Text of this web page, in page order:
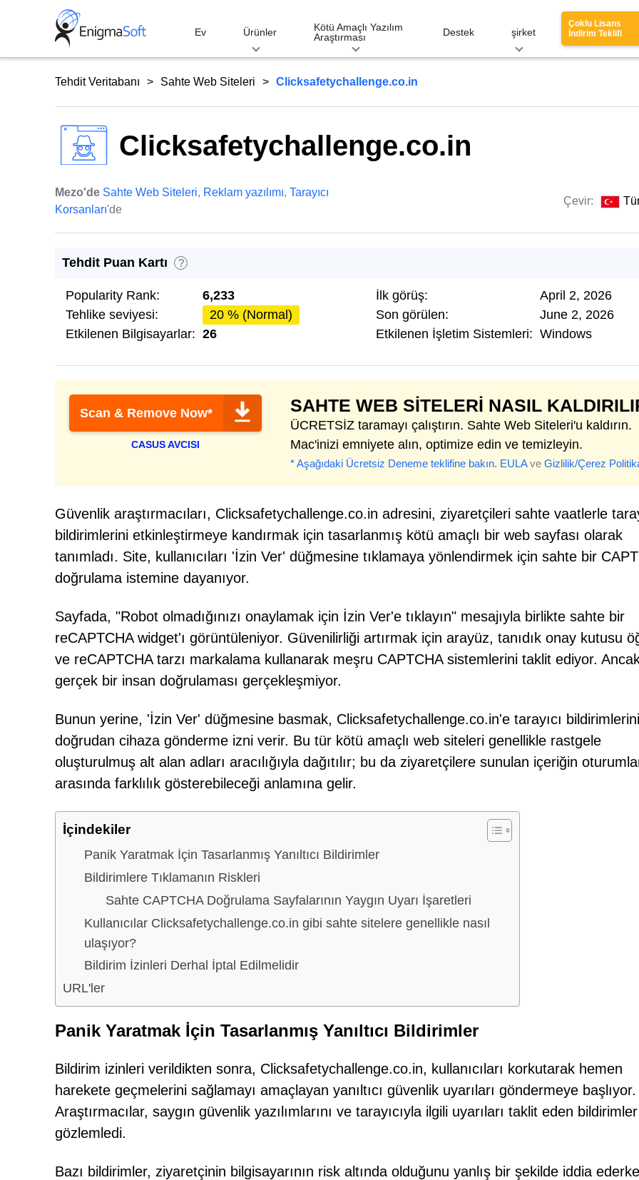
Ev Ürünler
Kötü Amaçlı Yazılım
Araştırması
Destek şirket
Çoklu Lisans
İndirim Teklifi
Tehdit Veritabanı Sahte Web Siteleri Clicksafetychallenge.co.in
Clicksafetychallenge.co.in
Mezo'de Sahte Web Siteleri, Reklam yazılımı, Tarayıcı
Korsanları'de
Çevir:
Tehdit Puan Kartı ?
Popularity Rank:
6,233
Tehlike seviyesi:
20 % (Normal)
Etkilenen Bilgisayarlar: 26
İlk görüş:
April 2, 2026
Son görülen:
June 2, 2026
Etkilenen İşletim Sistemleri: Windows
Scan & Remove Now*
CASUS AVCISI
SAHTE WEB SITELERI NASIL
ÜCRETSİZ taramayı çalıştırın. Sahte Web Siteleri'u kaldırın.
Mac'inizi emniyete alın, optimize edin ve temizleyin.
* Aşağıdaki Ücretsiz Deneme teklifine bakın. EULAve Gizlilik/Çerez
Güvenlik araştırmacıları, Clicksafetychallenge.co.in adresini, ziyaretçileri sahte vaatlerle
bildirimlerini etkinleştirmeye kandırmak için tasarlanmış kötü amaçlı bir web sayfası olarak
tanımladı. Site, kullanıcıları 'İzin Ver' düğmesine tıklamaya yönlendirmek için sahte bir
doğrulama istemine dayanıyor.
Sayfada, "Robot olmadığınızı onaylamak için İzin Ver'e tıklayın" mesajıyla birlikte sahte bir
reCAPTCHA widget'ı görüntüleniyor. Güvenilirliği artırmak için arayüz, tanıdık onay kutusu
ve reCAPTCHA tarzı markalama kullanarak meşru CAPTCHA sistemlerini taklit ediyor.
gerçek bir insan doğrulaması gerçekleşmiyor.
Bunun yerine, 'İzin Ver' düğmesine basmak, Clicksafetychallenge.co.in'e tarayıcı bildirimlerini
doğrudan cihaza gönderme izni verir. Bu tür kötü amaçlı web siteleri genellikle rastgele
oluşturulmuş alt alan adları aracılığıyla dağıtılır; bu da ziyaretçilere sunulan içeriğin
arasında farklılık gösterebileceği anlamına gelir.
İçindekiler
Panik Yaratmak İçin Tasarlanmış Yanıltıcı Bildirimler
Bildirimlere Tıklamanın Riskleri
Sahte CAPTCHA Doğrulama Sayfalarının Yaygın Uyarı İşaretleri
Kullanıcılar Clicksafetychallenge.co.in gibi sahte sitelere genellikle nasıl
ulaşıyor?
Bildirim İzinleri Derhal İptal Edilmelidir
URL'ler
Panik Yaratmak İçin Tasarlanmış Yanıltıcı Bildirimler
Bildirim izinleri verildikten sonra, Clicksafetychallenge.co.in, kullanıcıları korkutarak hemen
harekete geçmelerini sağlamayı amaçlayan yanıltıcı güvenlik uyarıları göndermeye başlıyor.
Araştırmacılar, saygın güvenlik yazılımlarını ve tarayıcıyla ilgili uyarıları taklit eden bildirimler
gözlemledi.
Bazı bildirimler, ziyaretçinin bilgisayarının risk altında olduğunu yanlış bir şekilde iddia